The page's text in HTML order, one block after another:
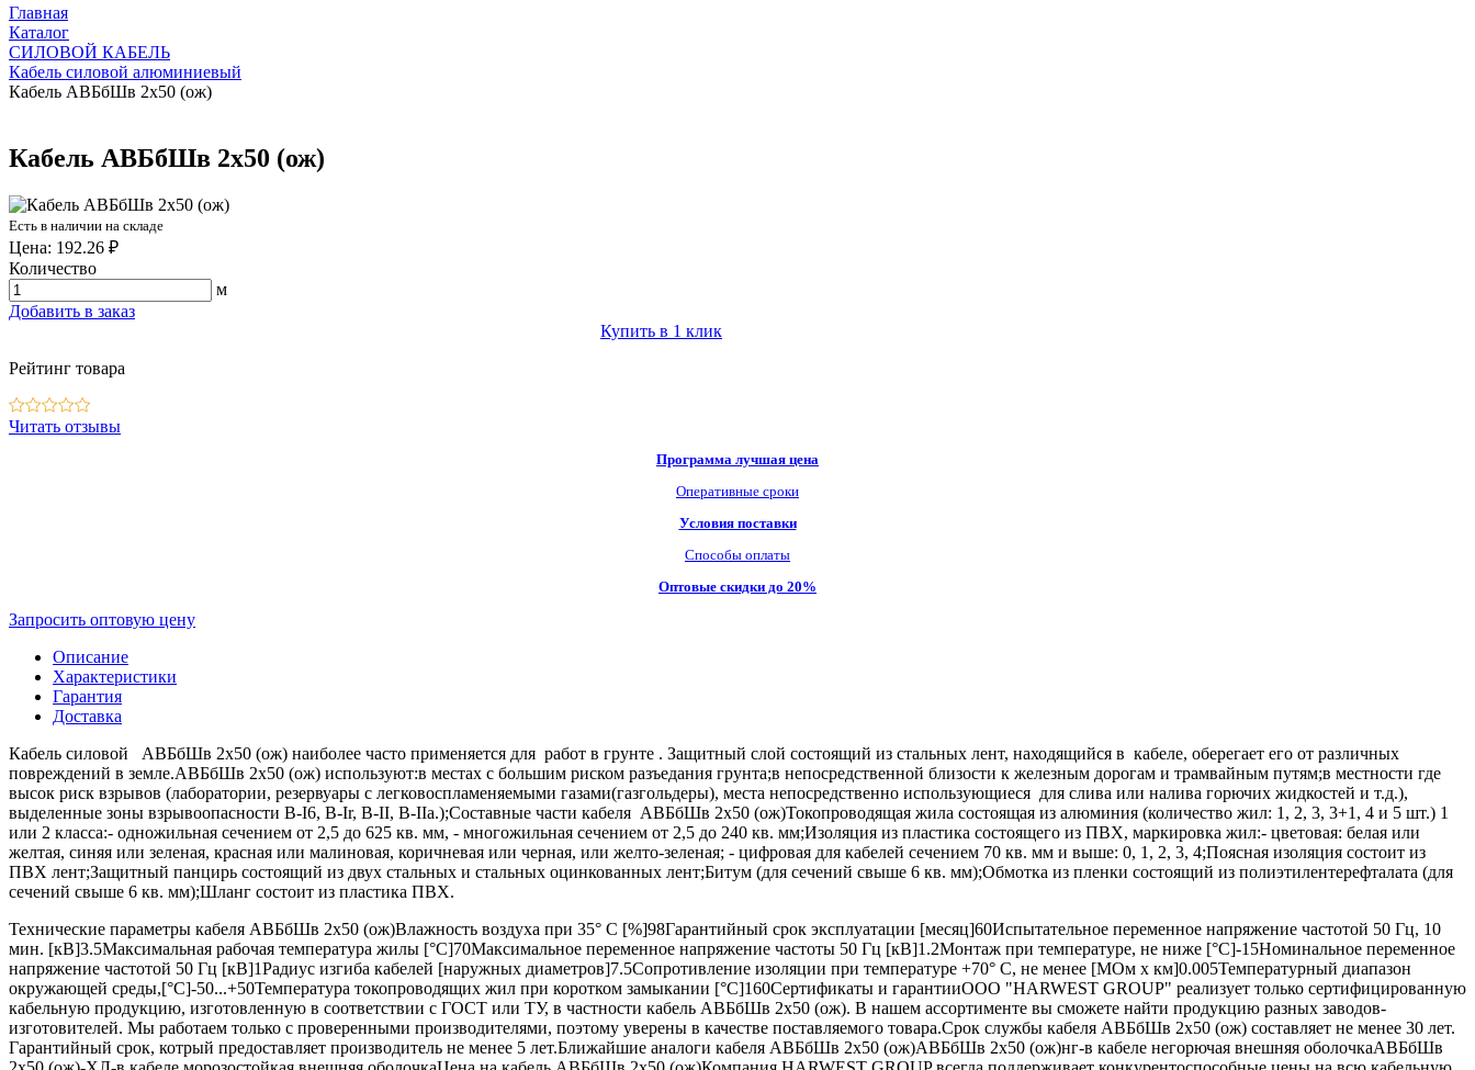
Главная
Каталог
СИЛОВОЙ КАБЕЛЬ
Кабель силовой алюминиевый
Кабель АВБбШв 2х50 (ож)
Кабель АВБбШв 2х50 (ож)
Есть в наличии на складе
Цена: 192.26 ₽
Количество
м
Добавить в заказ
Купить в 1 клик
Рейтинг товара
Читать отзывы
Программа лучшая цена
Оперативные сроки
Условия поставки
Способы оплаты
Оптовые скидки до 20%
Запросить оптовую цену
Описание
Характеристики
Гарантия
Доставка
Кабель силовой АВБбШв 2х50 (ож) наиболее часто применяется для работ в грунте . Защитный слой состоящий из стальных лент, находящийся в кабеле, оберегает его от различных
повреждений в земле.АВБбШв 2х50 (ож) используют:в местах с большим риском разъедания грунта;в непосредственной близости к железным дорогам и трамвайным путям;в местности где
высок риск взрывов (лаборатории, резервуары с легковоспламеняемыми газами(газгольдеры), места непосредственно использующиеся для слива или налива горючих жидкостей и т.д.),
выделенные зоны взрывоопасности B-I6, B-Ir, B-II, В-IIа.);Составные части кабеля АВБбШв 2х50 (ож)Токопроводящая жила состоящая из алюминия (количество жил: 1, 2, 3, 3+1, 4 и 5 шт.) 1
или 2 класса:- одножильная сечением от 2,5 до 625 кв. мм, - многожильная сечением от 2,5 до 240 кв. мм;Изоляция из пластика состоящего из ПВХ, маркировка жил:- цветовая: белая или
желтая, синяя или зеленая, красная или малиновая, коричневая или черная, или желто-зеленая; - цифровая для кабелей сечением 70 кв. мм и выше: 0, 1, 2, 3, 4;Поясная изоляция состоит из
ПВХ лент;Защитный панцирь состоящий из двух стальных и стальных оцинкованных лент;Битум (для сечений свыше 6 кв. мм);Обмотка из пленки состоящий из полиэтилентерефталата (для
сечений свыше 6 кв. мм);Шланг состоит из пластика ПВХ.
Технические параметры кабеля АВБбШв 2х50 (ож)Влажность воздуха при 35° C [%]98Гарантийный срок эксплуатации [месяц]60Испытательное переменное напряжение частотой 50 Гц, 10
мин. [кВ]3.5Максимальная рабочая температура жилы [°С]70Максимальное переменное напряжение частоты 50 Гц [кВ]1.2Монтаж при температуре, не ниже [°C]-15Номинальное переменное
напряжение частотой 50 Гц [кВ]1Радиус изгиба кабелей [наружных диаметров]7.5Сопротивление изоляции при температуре +70° С, не менее [МОм х км]0.005Температурный диапазон
окружающей среды,[°C]-50...+50Температура токопроводящих жил при коротком замыкании [°С]160Сертификаты и гарантииООО "HARWEST GROUP" реализует только сертифицированную
кабельную продукцию, изготовленную в соответствии с ГОСТ или ТУ, в частности кабель АВБбШв 2х50 (ож). В нашем ассортименте вы сможете найти продукцию разных заводов-
изготовителей. Мы работаем только с проверенными производителями, поэтому уверены в качестве поставляемого товара.Срок службы кабеля АВБбШв 2х50 (ож) составляет не менее 30 лет.
Гарантийный срок, котрый предоставляет производитель не менее 5 лет.Ближайшие аналоги кабеля АВБбШв 2х50 (ож)АВБбШв 2х50 (ож)нг-в кабеле негорючая внешняя оболочкаАВБбШв